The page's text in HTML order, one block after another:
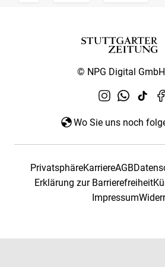
© NPG Digital
Wo Sie uns noch
PrivatsphäreKarriereAGB
Erklärung zur Barrierefreiheit
Impressum